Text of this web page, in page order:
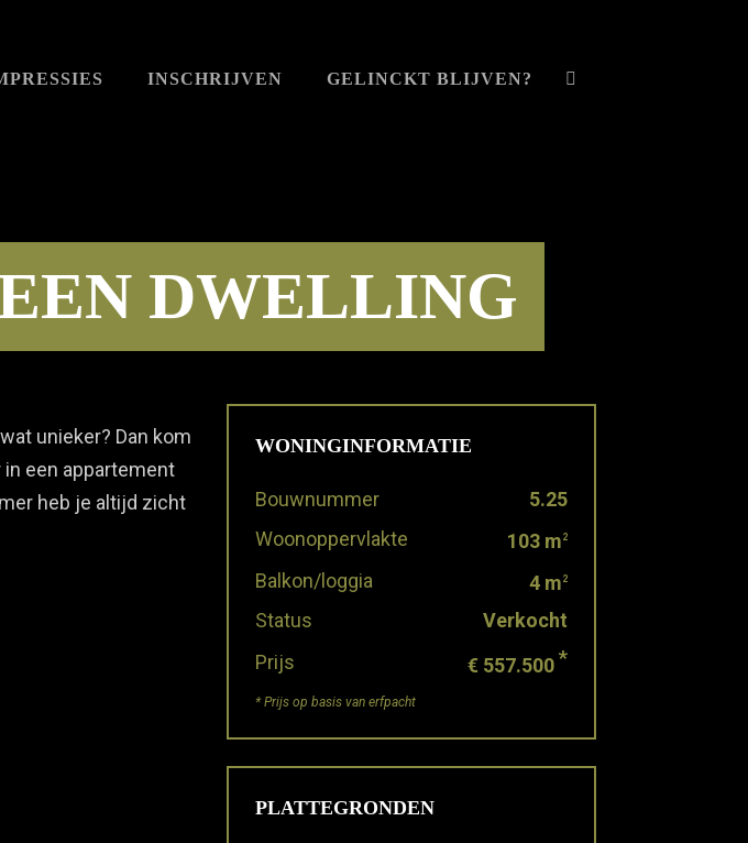
INSCHRIJVEN GELINCKT BLIJVEN?
DWELLING
unieker? Dan kom
in een appartement
heb je altijd zicht
WONINGINFORMATIE
Bouwnummer
5.25
Woonoppervlakte
103 m 2
Balkon/loggia 4 m 2
Status
Verkocht
Prijs
€ 557.500*
* Prijs op basis van erfpacht
PLATTEGRONDEN